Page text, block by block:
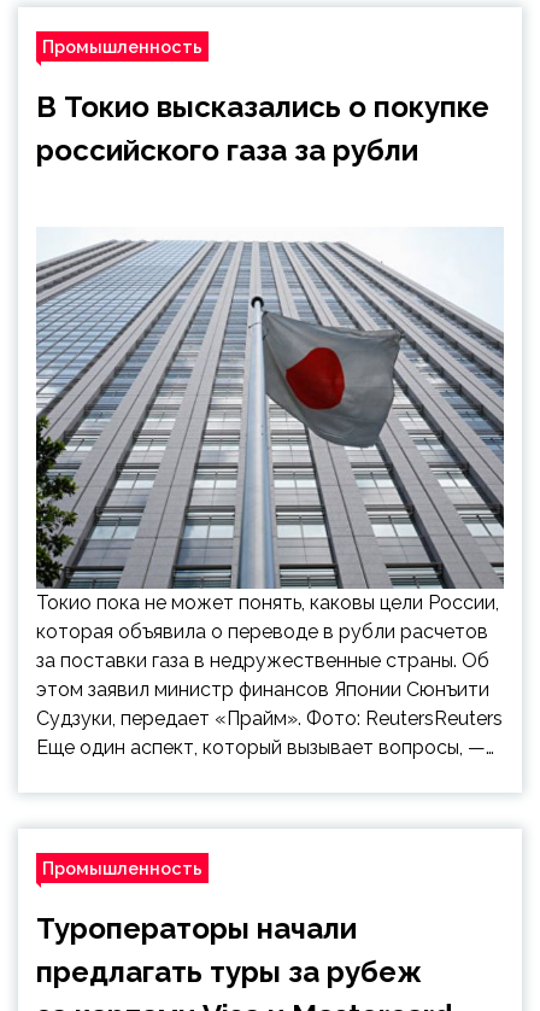
Промышленность
В Токио высказались о покупке
российского газа за рубли
Токио пока не может понять, каковы цели России,
которая объявила о переводе в рубли расчетов
за поставки газа в недружественные страны. Об
этом заявил министр финансов Японии Сюнъити
Судзуки, передает «Прайм». Фото: ReutersReuters
Еще один аспект, который вызывает вопросы, —…
Промышленность
Туроператоры начали
предлагать туры за рубеж